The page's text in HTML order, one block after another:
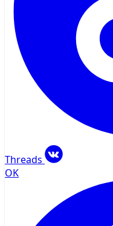
Threads
OK